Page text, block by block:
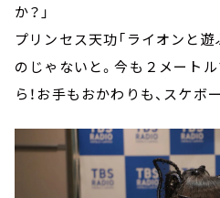
か？」
プリンセス天功「ライオンと
のじゃないと。今も２メート
ら！お手もおかわりも、スケボ